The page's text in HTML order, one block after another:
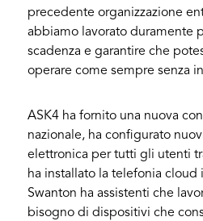
precedente organizzazione
abbiamo lavorato duramente
scadenza e garantire che
operare come sempre senza
ASK4 ha fornito una nuova
nazionale, ha configurato
elettronica per tutti gli utenti
ha installato la telefonia cloud
Swanton ha assistenti che
bisogno di dispositivi che